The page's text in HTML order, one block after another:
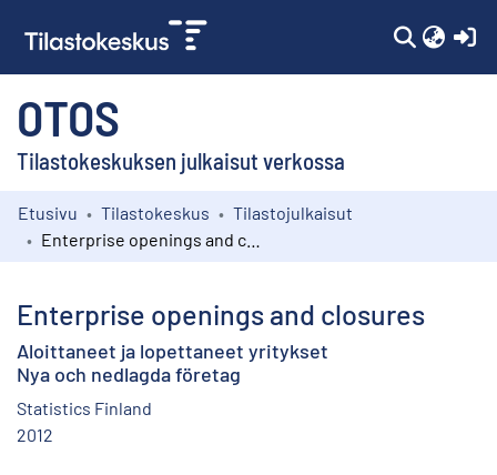
OTOS
Tilastokeskuksen julkaisut verkossa
Kokoelmat
Etusivu Tilastokeskus
Tilastojulkaisut
Enterprise openings and closures
Aloittaneet ja lopettaneet yritykset
Nya och nedlagda företag
Statistics Finland
2012